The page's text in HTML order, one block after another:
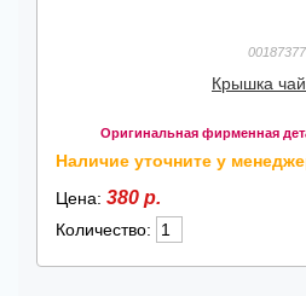
00187377
Крышка
Оригинальная фирменная
Наличие уточните у
Цена: 380 р.
Количество: